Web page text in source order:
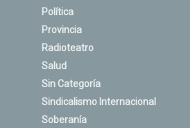
Política
Provincia
Radioteatro
Salud
Sin Categoría
Sindicalismo Internacional
Soberanía